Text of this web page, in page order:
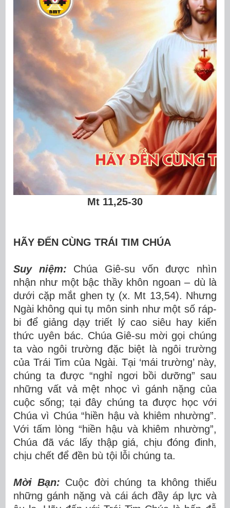
Mt 11,25-30
HÃY ĐẾN CÙNG TRÁI TIM CHÚA
Suy niệm: Chúa Giê-su vốn được nhìn
nhận như một bậc thầy khôn ngoan – dù là
dưới cặp mắt ghen tỵ (x. Mt 13,54). Nhưng
Ngài không qui tụ môn sinh như một số ráp-
bi để giảng dạy triết lý cao siêu hay kiến
thức uyên bác. Chúa Giê-su mời gọi chúng
ta vào ngôi trường đặc biệt là ngôi trường
của Trái Tim của Ngài. Tại ‘mái trường’ này,
chúng ta được “nghỉ ngơi bồi dưỡng” sau
những vất vả mệt nhọc vì gánh nặng của
cuộc sống; tại đây chúng ta được học với
Chúa vì Chúa “hiền hậu và khiêm nhường”.
Với tấm lòng “hiền hậu và khiêm nhường”,
Chúa đã vác lấy thập giá, chịu đóng đinh,
chịu chết để đền bù tội lỗi chúng ta.
Mời Bạn: Cuộc đời chúng ta không thiếu
những gánh nặng và cái ách đầy áp lực và